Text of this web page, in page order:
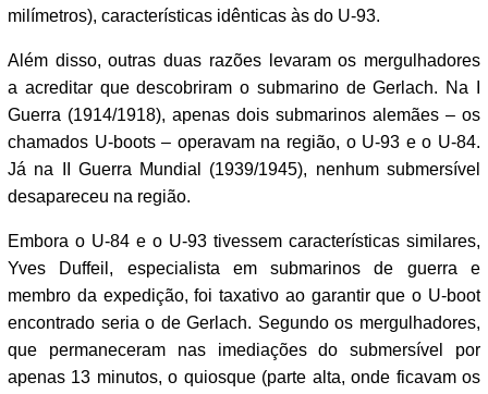
milímetros), características idênticas às do U-93.
Além disso, outras duas razões levaram os mergulhadores
a acreditar que descobriram o submarino de Gerlach. Na I
Guerra (1914/1918), apenas dois submarinos alemães – os
chamados U-boots – operavam na região, o U-93 e o U-84.
Já na II Guerra Mundial (1939/1945), nenhum submersível
desapareceu na região.
Embora o U-84 e o U-93 tivessem características similares,
Yves Duffeil, especialista em submarinos de guerra e
membro da expedição, foi taxativo ao garantir que o U-boot
encontrado seria o de Gerlach. Segundo os mergulhadores,
que permaneceram nas imediações do submersível por
apenas 13 minutos, o quiosque (parte alta, onde ficavam os